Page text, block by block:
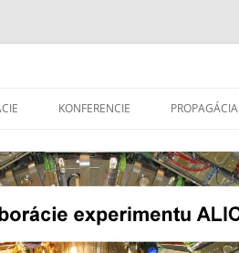
na
KONFERENCIE PROPAGÁCIA